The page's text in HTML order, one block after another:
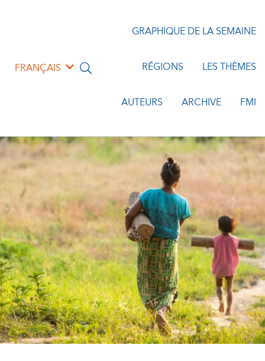
FRANÇAIS
GRAPHIQUE DE LA SEMAINE
RÉGIONS LES THÈMES
AUTEURS ARCHIVE FMI